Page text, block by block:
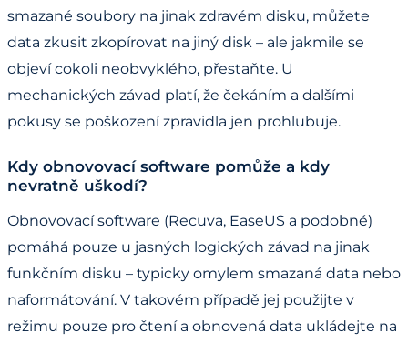
smazané soubory na jinak zdravém disku, můžete
data zkusit zkopírovat na jiný disk – ale jakmile se
objeví cokoli neobvyklého, přestaňte. U
mechanických závad platí, že čekáním a dalšími
pokusy se poškození zpravidla jen prohlubuje.
Kdy obnovovací software pomůže a kdy
nevratně uškodí?
Obnovovací software (Recuva, EaseUS a podobné)
pomáhá pouze u jasných logických závad na jinak
funkčním disku – typicky omylem smazaná data nebo
naformátování. V takovém případě jej použijte v
režimu pouze pro čtení a obnovená data ukládejte na